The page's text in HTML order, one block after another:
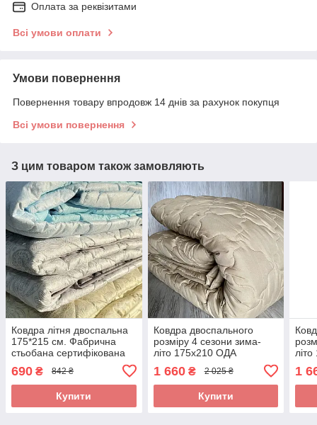
Оплата за реквізитами
Всі умови оплати
Умови повернення
Повернення товару впродовж 14 днів за рахунок покупця
Всі умови повернення
З цим товаром також замовляють
Ковдра літня двоспальна
175*215 см. Фабрична
стьобана сертифікована
690 ₴ 842 ₴
Купити
Ковдра двоспального
розміру 4 сезони зима-
літо 175х210 ОДА
стьобана на кнопках 3 в 1,
Колір - Бежевий
1 660₴ 2 025 ₴
Купити
1